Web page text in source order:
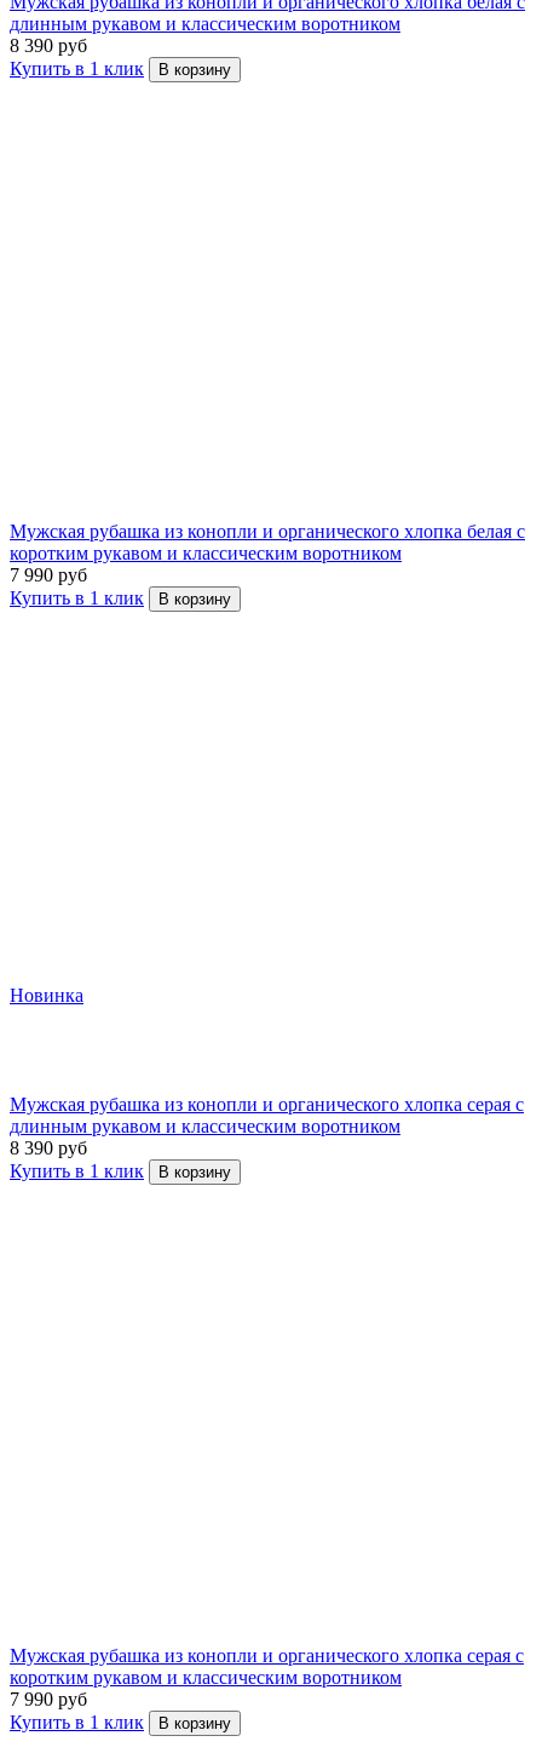
длинным рукавом и классическим воротником
8 390 руб
Купить в 1 клик
В корзину
Мужская рубашка из конопли и органического хлопка белая с
коротким рукавом и классическим воротником
7 990 руб
Купить в 1 клик
В корзину
Новинка
Мужская рубашка из конопли и органического хлопка серая с
длинным рукавом и классическим воротником
8 390 руб
Купить в 1 клик
В корзину
Мужская рубашка из конопли и органического хлопка серая с
коротким рукавом и классическим воротником
7 990 руб
Купить в 1 клик
В корзину